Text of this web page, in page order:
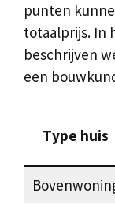
punten
totaalprijs. In
beschrijven
een
Type huis